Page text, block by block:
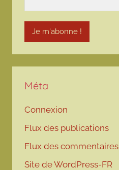
Méta
Connexion
Flux des publications
Flux des commentaires
Site de WordPress-FR